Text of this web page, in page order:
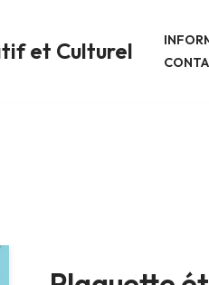
et Culturel